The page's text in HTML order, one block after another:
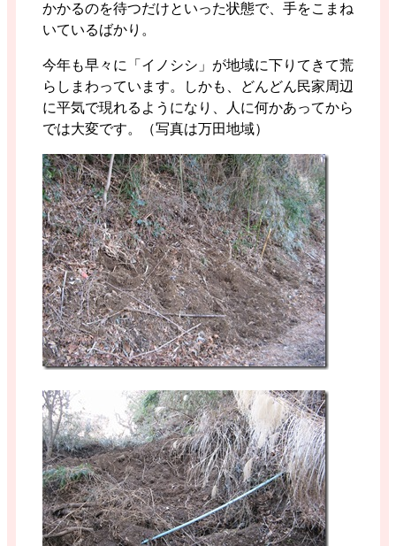
かかるのを待つだけといった状態で、手をこまね
いているばかり。
今年も早々に「イノシシ」が地域に下りてきて荒
らしまわっています。しかも、どんどん民家周辺
に平気で現れるようになり、人に何かあってから
では大変です。（写真は万田地域）